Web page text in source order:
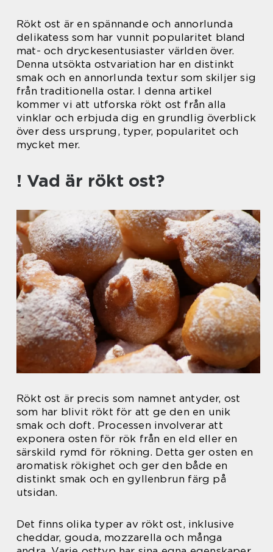
Rökt ost är en spännande och annorlunda
delikatess som har vunnit popularitet bland
mat- och dryckesentusiaster världen över.
Denna utsökta ostvariation har en distinkt
smak och en annorlunda textur som skiljer sig
från traditionella ostar. I denna artikel
kommer vi att utforska rökt ost från alla
vinklar och erbjuda dig en grundlig överblick
över dess ursprung, typer, popularitet och
mycket mer.
! Vad är rökt ost?
Rökt ost är precis som namnet antyder, ost
som har blivit rökt för att ge den en unik
smak och doft. Processen involverar att
exponera osten för rök från en eld eller en
särskild rymd för rökning. Detta ger osten en
aromatisk rökighet och ger den både en
distinkt smak och en gyllenbrun färg på
utsidan.
Det finns olika typer av rökt ost, inklusive
cheddar, gouda, mozzarella och många